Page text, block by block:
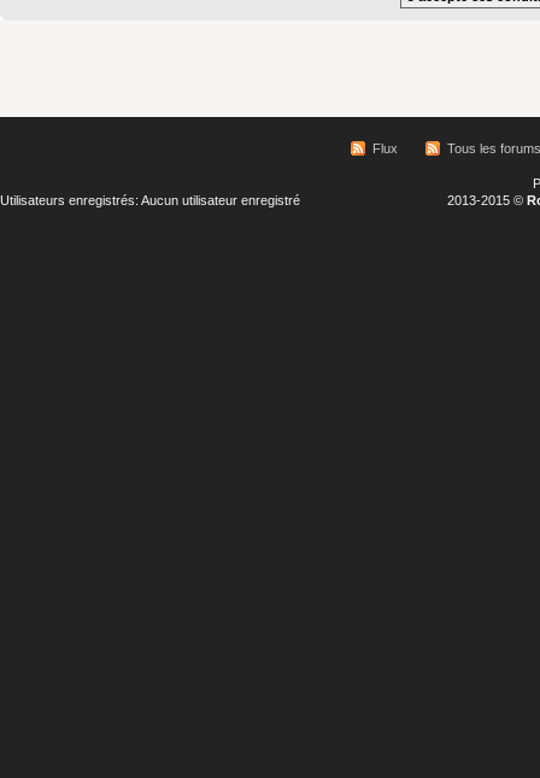
Flux Tous les forums
Utilisateurs enregistrés: Aucun utilisateur enregistré
2013-2015 ©